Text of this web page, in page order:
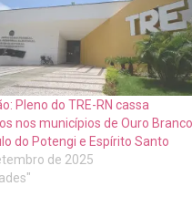
Pleno do TRE-RN cassa
nos municípios de Ouro
do Potengi e Espírito Santo
de 2025